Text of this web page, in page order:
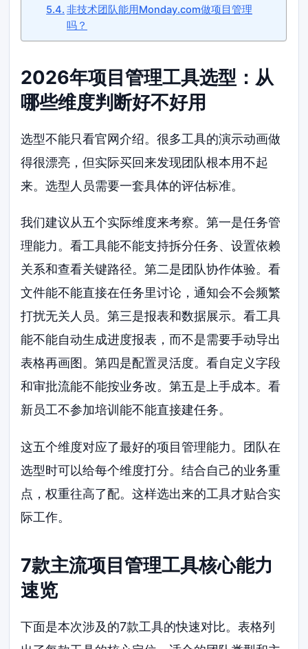
非技术团队能用Monday.com做项目管理
吗？
2026年项目管理工具选型：从
哪些维度判断好不好用
选型不能只看官网介绍。很多工具的演示动画做
得很漂亮，但实际买回来发现团队根本用不起
来。选型人员需要一套具体的评估标准。
我们建议从五个实际维度来考察。第一是任务管
理能力。看工具能不能支持拆分任务、设置依赖
关系和查看关键路径。第二是团队协作体验。看
文件能不能直接在任务里讨论，通知会不会频繁
打扰无关人员。第三是报表和数据展示。看工具
能不能自动生成进度报表，而不是需要手动导出
表格再画图。第四是配置灵活度。看自定义字段
和审批流能不能按业务改。第五是上手成本。看
新员工不参加培训能不能直接建任务。
这五个维度对应了最好的项目管理能力。团队在
选型时可以给每个维度打分。结合自己的业务重
点，权重往高了配。这样选出来的工具才贴合实
际工作。
7款主流项目管理工具核心能力
速览
下面是本次涉及的7款工具的快速对比。表格列